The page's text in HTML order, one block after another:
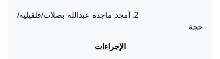
2. أمجد ماجدة عبدالله بصلات/قلقيلية/
حجة
الإجراءات